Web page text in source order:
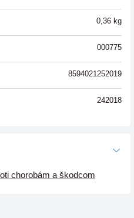
0,36 kg
000775
8594021252019
242018
chorobám a škodcom